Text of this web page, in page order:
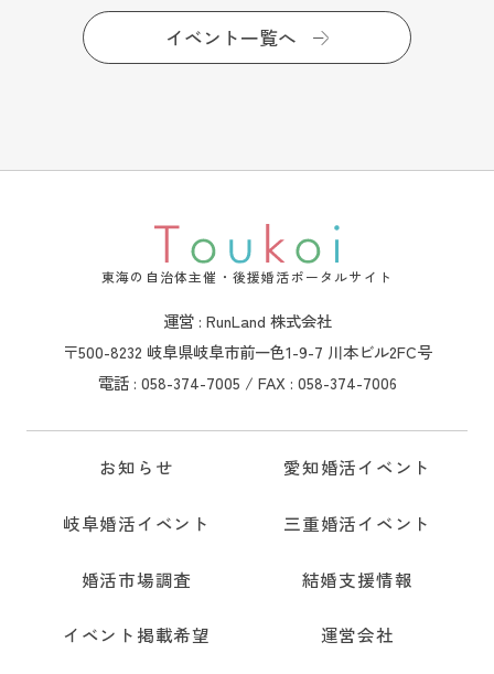
イベント一覧へ
東海の自治体主催・後援婚活ポータルサイト
運営 : RunLand 株式会社
〒500-8232 岐阜県岐阜市前一色1-9-7 川本ビル2FC号
電話 : 058-374-7005 / FAX : 058-374-7006
お知らせ 愛知婚活イベント
岐阜婚活イベント 三重婚活イベント
婚活市場調査 結婚支援情報
イベント掲載希望 運営会社